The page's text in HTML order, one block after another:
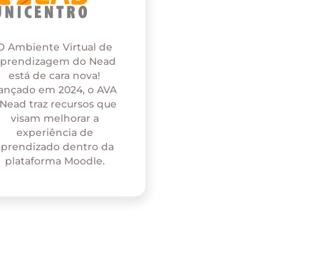
Ambiente Virtual de
do Nead
está de cara nova!
em 2024, o AVA
traz recursos que
visam melhorar a
experiência de
dentro da
plataforma Moodle.